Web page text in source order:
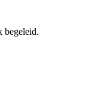
begeleid.